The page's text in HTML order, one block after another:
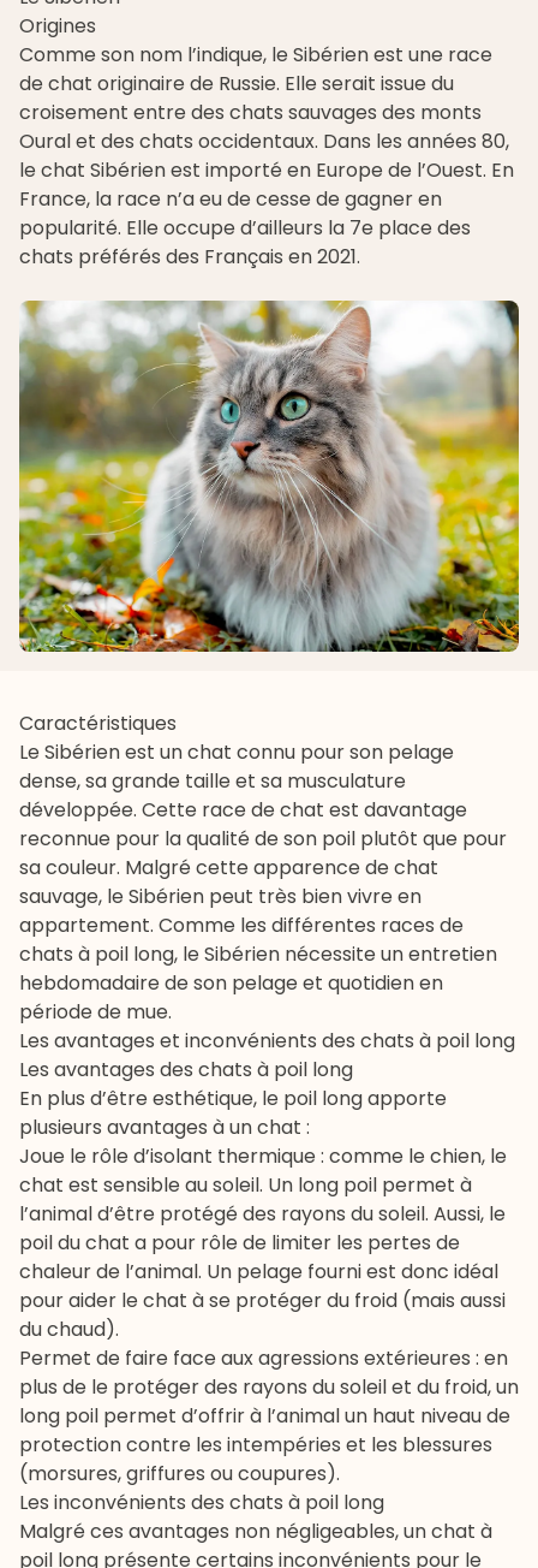
Origines
Comme son nom l’indique, le Sibérienest une race
de chat originaire de Russie. Elle serait issue du
croisement entre des chats sauvages des monts
Oural et des chats occidentaux. Dans les années 80,
le chat Sibérien est importé en Europe de l’Ouest. En
France, la race n’a eu de cesse de gagner en
popularité. Elle occupe d’ailleurs la 7e place des
chats préférés des Français en 2021.
Caractéristiques
Le Sibérien est un chat connu pour son pelage
dense, sa grande taille et sa musculature
développée. Cette race de chat est davantage
reconnue pour la qualité de son poil plutôt que pour
sa couleur. Malgré cette apparence de chat
sauvage, le Sibérien peut très bien vivre en
appartement. Comme les différentes races de
chats à poil long, le Sibérien nécessite un entretien
hebdomadaire de son pelage et quotidien en
période de mue.
Les avantages et inconvénients des chats à poil long
Les avantages des chats à poil long
En plus d’être esthétique, le poil long apporte
plusieurs avantages à un chat :
Joue le rôle d’isolant thermique : comme le chien, le
chat est sensible au soleil. Un long poil permet à
l’animal d’être protégé des rayons du soleil. Aussi, le
poil du chat a pour rôle de limiter les pertes de
chaleur de l’animal. Un pelage fourni est donc idéal
pour aider le chat à se protéger du froid (mais aussi
du chaud).
Permet de faire face aux agressions extérieures : en
plus de le protéger des rayons du soleil et du froid, un
long poil permet d’offrir à l’animal un haut niveau de
protection contre les intempéries et les blessures
(morsures, griffures ou coupures).
Les inconvénients des chats à poil long
Malgré ces avantages non négligeables, un chat à
poil long présente certains inconvénients pour le